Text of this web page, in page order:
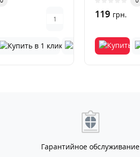
119 грн.
Гарантийное обслуживание